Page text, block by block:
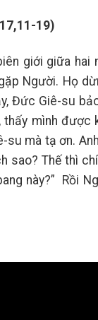
19)
giới giữa hai
Người. Họ
Đức Giê-su
mình được
su mà tạ ơn.
Thế thì
này?” Rồi